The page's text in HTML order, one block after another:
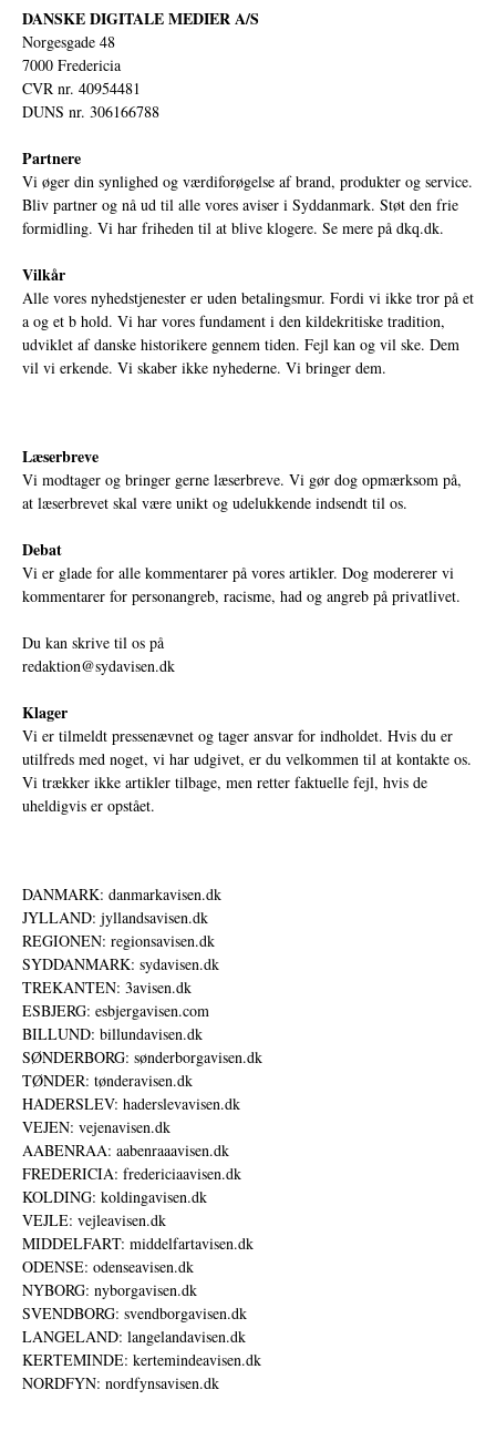
DANSKE DIGITALE MEDIER A/S
Norgesgade 48
7000 Fredericia
CVR nr. 40954481
DUNS nr. 306166788
Partnere
Vi øger din synlighed og værdiforøgelse af brand, produkter og service.
Bliv partner og nå ud til alle vores aviser i Syddanmark. Støt den frie
formidling. Vi har friheden til at blive klogere. Se mere på dkq.dk.
Vilkår
Alle vores nyhedstjenester er uden betalingsmur. Fordi vi ikke tror på et
a og et b hold. Vi har vores fundament i den kildekritiske tradition,
udviklet af danske historikere gennem tiden. Fejl kan og vil ske. Dem
vil vi erkende. Vi skaber ikke nyhederne. Vi bringer dem.
Læserbreve
Vi modtager og bringer gerne læserbreve. Vi gør dog opmærksom på,
at læserbrevet skal være unikt og udelukkende indsendt til os.
Debat
Vi er glade for alle kommentarer på vores artikler. Dog modererer vi
kommentarer for personangreb, racisme, had og angreb på privatlivet.
Du kan skrive til os på
redaktion@sydavisen.dk
Klager
Vi er tilmeldt pressenævnet og tager ansvar for indholdet. Hvis du er
utilfreds med noget, vi har udgivet, er du velkommen til at kontakte os.
Vi trækker ikke artikler tilbage, men retter faktuelle fejl, hvis de
uheldigvis er opstået.
DANMARK: danmarkavisen.dk
JYLLAND: jyllandsavisen.dk
REGIONEN: regionsavisen.dk
SYDDANMARK: sydavisen.dk
TREKANTEN: 3avisen.dk
ESBJERG: esbjergavisen.com
BILLUND: billundavisen.dk
SØNDERBORG: sønderborgavisen.dk
TØNDER: tønderavisen.dk
HADERSLEV: haderslevavisen.dk
VEJEN: vejenavisen.dk
AABENRAA: aabenraaavisen.dk
FREDERICIA: fredericiaavisen.dk
KOLDING: koldingavisen.dk
VEJLE: vejleavisen.dk
MIDDELFART: middelfartavisen.dk
ODENSE: odenseavisen.dk
NYBORG: nyborgavisen.dk
SVENDBORG: svendborgavisen.dk
LANGELAND: langelandavisen.dk
KERTEMINDE: kertemindeavisen.dk
NORDFYN: nordfynsavisen.dk